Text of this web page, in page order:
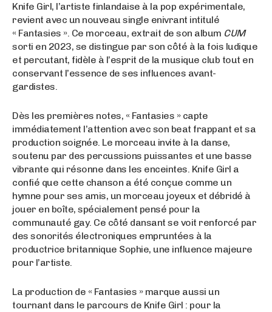
Knife Girl, l’artiste finlandaise à la pop expérimentale,
revient avec un nouveau single enivrant intitulé
« Fantasies ». Ce morceau, extrait de son album CUM
sorti en 2023, se distingue par son côté à la fois ludique
et percutant, fidèle à l’esprit de la musique club tout en
conservant l’essence de ses influences avant-
gardistes.
Dès les premières notes, « Fantasies » capte
immédiatement l’attention avec son beat frappant et sa
production soignée. Le morceau invite à la danse,
soutenu par des percussions puissantes et une basse
vibrante qui résonne dans les enceintes. Knife Girl a
confié que cette chanson a été conçue comme un
hymne pour ses amis, un morceau joyeux et débridé à
jouer en boîte, spécialement pensé pour la
communauté gay. Ce côté dansant se voit renforcé par
des sonorités électroniques empruntées à la
productrice britannique Sophie, une influence majeure
pour l’artiste.
La production de « Fantasies » marque aussi un
tournant dans le parcours de Knife Girl : pour la